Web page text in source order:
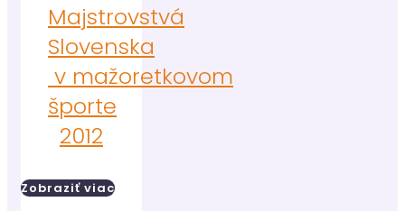
Majstrovstvá
Slovenska
v mažoretkovom
športe
2012
Zobraziť viac